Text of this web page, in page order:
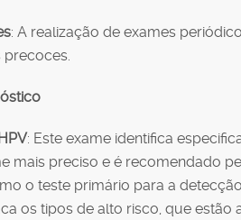
: A realização de exames
: Este exame identifica
mais preciso e é recomendado
o teste primário para a
os tipos de alto risco, que estão